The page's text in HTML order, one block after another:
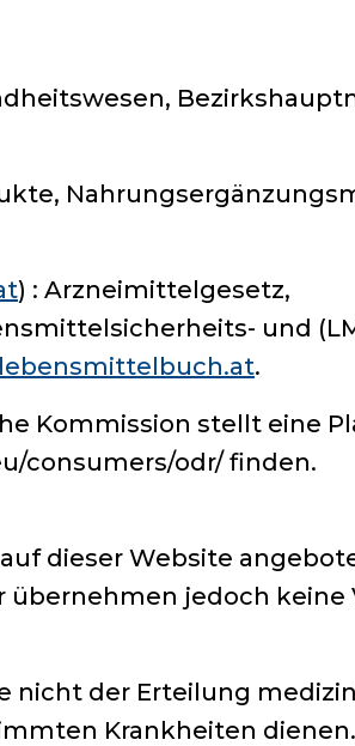
) : Arzneimittelgesetz,
und
.
Kommission stellt eine
consumers/odr/ finden.
dieser Website
jedoch keine
nicht der Erteilung
Krankheiten